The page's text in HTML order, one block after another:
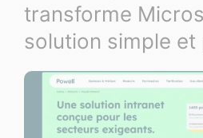
transforme
solution simple